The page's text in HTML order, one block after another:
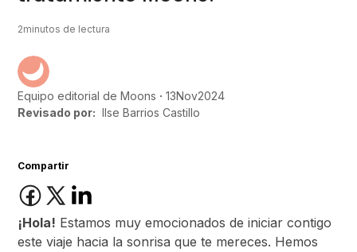
2minutos de lectura
Equipo editorial de Moons 13Nov2024
Revisado por: Ilse Barrios Castillo
Compartir
¡Hola! Estamos muy emocionados de iniciar contigo
este viaje hacia la sonrisa que te mereces. Hemos